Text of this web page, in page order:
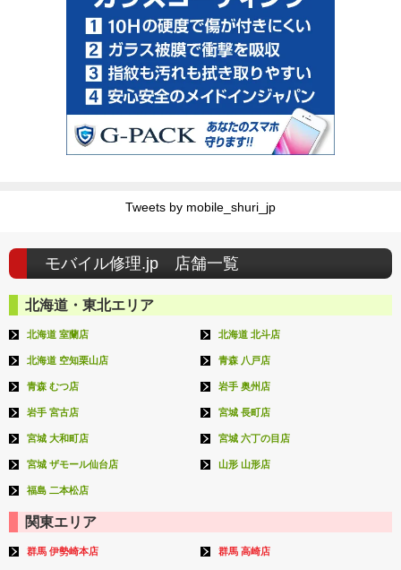
Tweets by mobile_shuri_jp
モバイル修理.jp 店舗一覧
北海道・東北エリア
北海道 室蘭店 北海道 北斗店
北海道 空知栗山店 青森 八戸店
青森 むつ店 岩手 奥州店
岩手 宮古店 宮城 長町店
宮城 大和町店 宮城 六丁の目店
宮城 ザモール仙台店 山形 山形店
福島 二本松店
関東エリア
群馬 伊勢崎本店 群馬 高崎店